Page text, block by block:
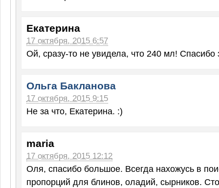
Екатерина
17 октября, 2015 6:57
Ой, сразу-то не увидела, что 240 мл! Спасибо
Ольга Бакланова
17 октября, 2015 9:15
Не за что, Екатерина. :)
maria
17 октября, 2015 12:12
Оля, спасибо большое. Всегда нахожусь в
пропорций для блинов, оладий, сырников.